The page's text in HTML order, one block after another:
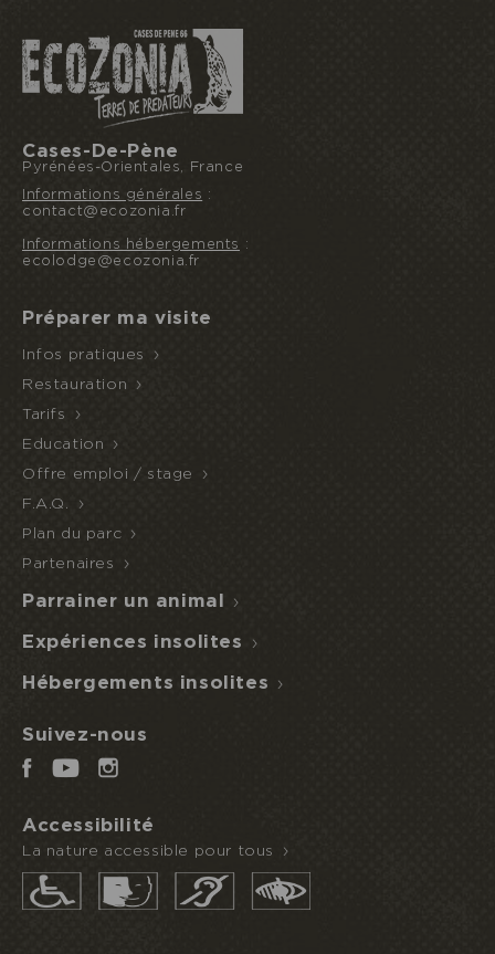
Cases-De-Pène
Pyrénées-Orientales, France
Informations générales :
contact@ecozonia.fr
Informations hébergements
:
ecolodge@ecozonia.fr
Préparer ma visite
Infos pratiques
Restauration
Tarifs
Education
Offre emploi / stage
F.A.Q.
Plan du parc
Partenaires
Parrainer un animal
Expériences insolites
Hébergements insolites
Suivez-nous
Accessibilité
La nature accessible pour tous
ECOPARC
Je réserve ou offre un séjour